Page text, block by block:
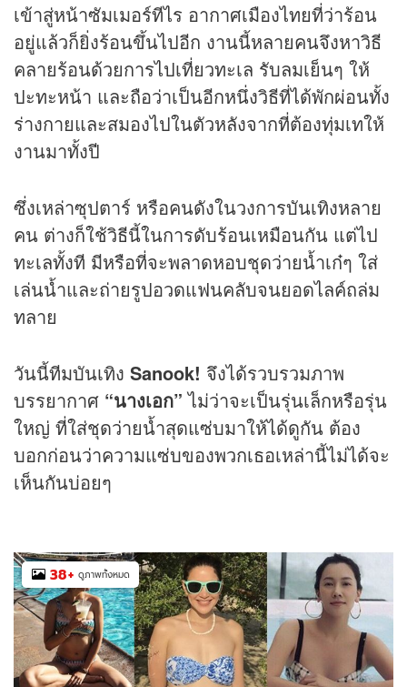
เข้าสู่หน้าซัมเมอร์ทีไร อากาศเมืองไทยที่ว่าร้อน
อยู่แล้วก็ยิ่งร้อนขึ้นไปอีก งานนี้หลายคนจึงหาวิธี
คลายร้อนด้วยการไปเที่ยวทะเล รับลมเย็นๆ ให้
ปะทะหน้า และถือว่าเป็นอีกหนึ่งวิธีที่ได้พักผ่อนทั้ง
ร่างกายและสมองไปในตัวหลังจากที่ต้องทุ่มเทให้
งานมาทั้งปี
ซึ่งเหล่าซุปตาร์ หรือคนดังในวงการบันเทิงหลาย
คน ต่างก็ใช้วิธีนี้ในการดับร้อนเหมือนกัน แต่ไป
ทะเลทั้งที มีหรือที่จะพลาดหอบชุดว่ายน้ำเก๋ๆ ใส่
เล่นน้ำและถ่ายรูปอวดแฟนคลับจนยอดไลค์ถล่ม
ทลาย
วันนี้ทีมบันเทิง Sanook! จึงได้รวบรวมภาพ
บรรยากาศ “นางเอก”ไม่ว่าจะเป็นรุ่นเล็กหรือรุ่น
ใหญ่ ที่ใส่ชุดว่ายน้ำสุดแซ่บมาให้ได้ดูกัน ต้อง
บอกก่อนว่าความแซ่บของพวกเธอเหล่านี้ไม่ได้จะ
เห็นกันบ่อยๆ
38+ ดูภาพทั้งหมด